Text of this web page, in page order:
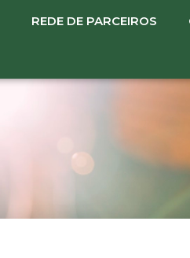
REDE DE PARCEIROS